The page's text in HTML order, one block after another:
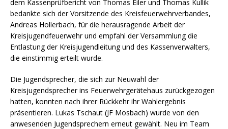
dem Kassenprüfbericht von Thomas Eiler und Thomas Kullik
bedankte sich der Vorsitzende des Kreisfeuerwehrverbandes,
Andreas Hollerbach, für die herausragende Arbeit der
Kreisjugendfeuerwehr und empfahl der Versammlung die
Entlastung der Kreisjugendleitung und des Kassenverwalters,
die einstimmig erteilt wurde.
Die Jugendsprecher, die sich zur Neuwahl der
Kreisjugendsprecher ins Feuerwehrgerätehaus zurückgezogen
hatten, konnten nach ihrer Rückkehr ihr Wahlergebnis
präsentieren. Lukas Tschaut (JF Mosbach) wurde von den
anwesenden Jugendsprechern erneut gewählt. Neu im Team